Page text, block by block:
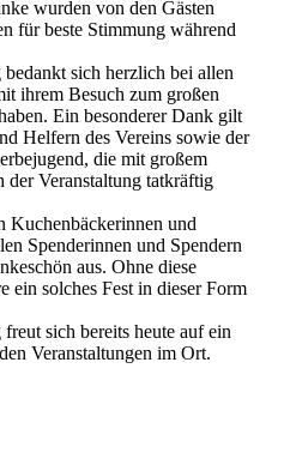
wurden von den Gästen
für beste Stimmung während
sich herzlich bei allen
ihrem Besuch zum großen
Ein besonderer Dank gilt
Helfern des Vereins sowie der
die mit großem
der Veranstaltung tatkräftig
Kuchenbäckerinnen und
Spenderinnen und Spendern
aus. Ohne diese
ein solches Fest in dieser Form
sich bereits heute auf ein
Veranstaltungen im Ort.